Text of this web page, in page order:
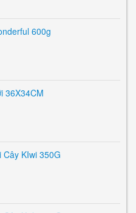
600g
36X34CM
KIwi 350G